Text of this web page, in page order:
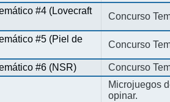
#4 (Lovecraft
Concurso
#5 (Piel de
Concurso
#6 (NSR) Concurso
Microjuegos
opinar.